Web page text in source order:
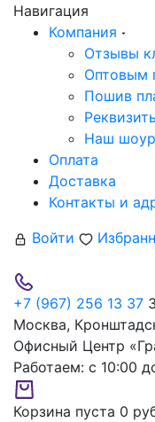
Навигация
Компания
Отзывы
Оптовым
Пошив
Реквизиты
Наш
Оплата
Доставка
Контакты и
Войти
+7 (967) 256 13 37
Москва,
Офисный Центр
Работаем: с 10:00 до
Корзина пуста 0 руб.